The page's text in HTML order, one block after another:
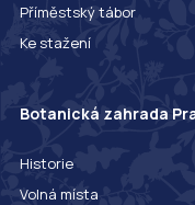
Příměstský tábor
Ke stažení
Botanická zahrada
Historie
Volná místa